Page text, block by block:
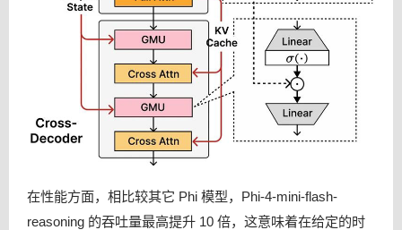
在性能方面，相比较其它 Phi 模型，Phi-4-mini-flash-
reasoning 的吞吐量最高提升 10 倍，这意味着在给定的时